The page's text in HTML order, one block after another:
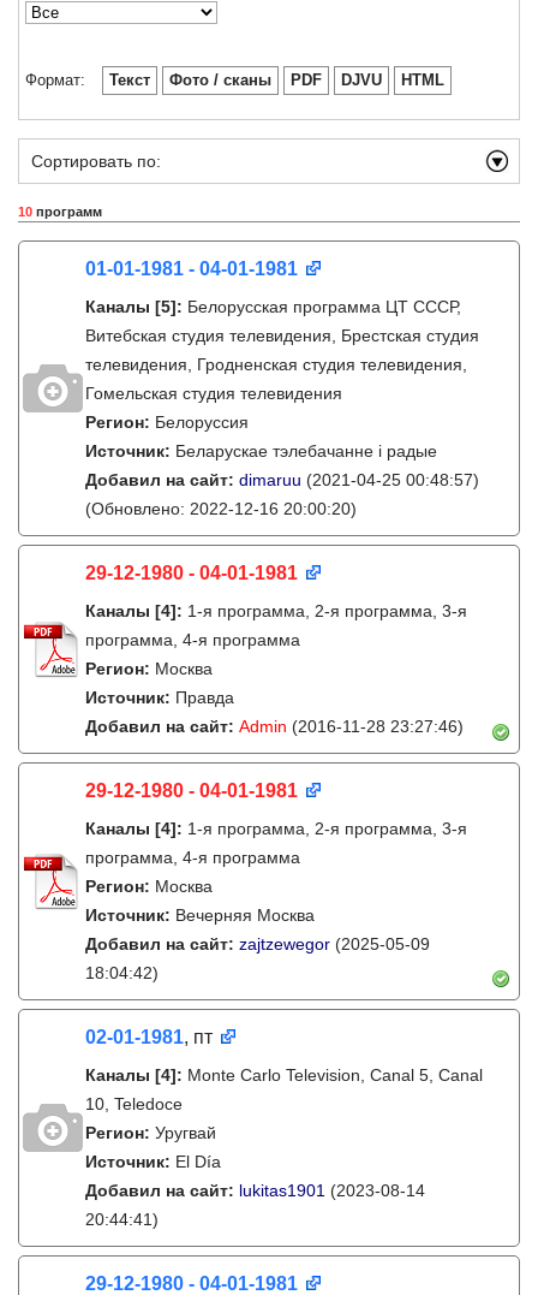
Формат: Текст Фото / сканы PDF DJVU HTML
Сортировать по:
10 программ
01-01-1981 - 04-01-1981
Каналы [5]: Белорусская программа ЦТ CCCР,
Витебская студия телевидения, Брестская студия
телевидения, Гродненская студия телевидения,
Гомельская студия телевидения
Регион: Белоруссия
Источник: Беларускае тэлебачанне і радые
Добавил на сайт: dimaruu (2021-04-25 00:48:57)
(Обновлено: 2022-12-16 20:00:20)
29-12-1980 - 04-01-1981
Каналы [4]: 1-я программа, 2-я программа, 3-я
программа, 4-я программа
Регион: Москва
Источник: Правда
Добавил на сайт: Admin (2016-11-28 23:27:46)
29-12-1980 - 04-01-1981
Каналы [4]: 1-я программа, 2-я программа, 3-я
программа, 4-я программа
Регион: Москва
Источник: Вечерняя Москва
Добавил на сайт: zajtzewegor (2025-05-09
18:04:42)
02-01-1981, пт
Каналы [4]: Monte Carlo Television, Canal 5, Canal
10, Teledoce
Регион: Уругвай
Источник: El Día
Добавил на сайт: lukitas1901 (2023-08-14
20:44:41)
29-12-1980 - 04-01-1981